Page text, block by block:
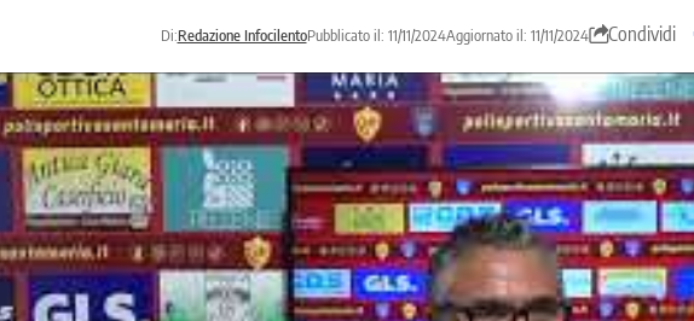
Di:Redazione InfocilentoPubblicato il: 11/11/2024Aggiornato il: 11/11/2024 Condividi